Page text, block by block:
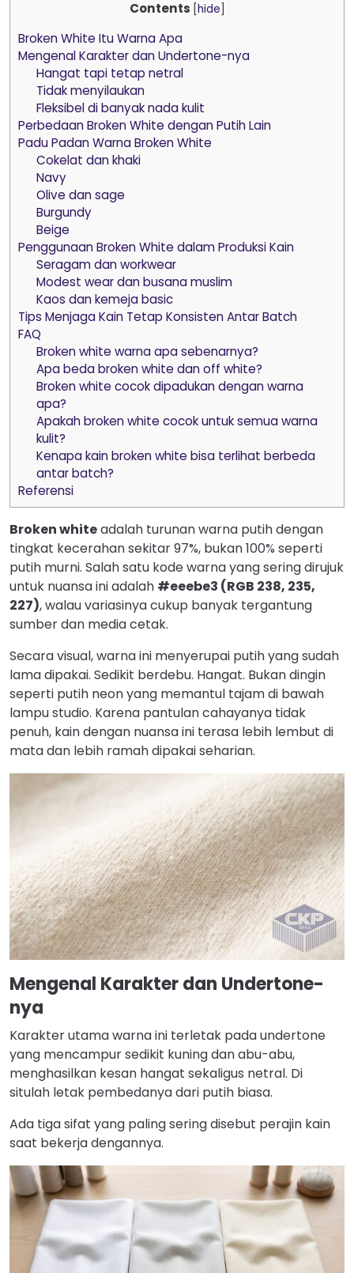
Contents hide
Broken White Itu Warna Apa
Mengenal Karakter dan Undertone-nya
Hangat tapi tetap netral
Tidak menyilaukan
Fleksibel di banyak nada kulit
Perbedaan Broken White dengan Putih Lain
Padu Padan Warna Broken White
Cokelat dan khaki
Navy
Olive dan sage
Burgundy
Beige
Penggunaan Broken White dalam Produksi Kain
Seragam dan workwear
Modest wear dan busana muslim
Kaos dan kemeja basic
Tips Menjaga Kain Tetap Konsisten Antar Batch
FAQ
Broken white warna apa sebenarnya?
Apa beda broken white dan off white?
Broken white cocok dipadukan dengan warna
apa?
Apakah broken white cocok untuk semua warna
kulit?
Kenapa kain broken white bisa terlihat berbeda
antar batch?
Referensi
Broken whiteadalah turunan warna putih dengan
tingkat kecerahan sekitar 97%, bukan 100% seperti
putih murni. Salah satu kode warna yang sering dirujuk
untuk nuansa ini adalah #eeebe3 (RGB 238, 235,
227), walau variasinya cukup banyak tergantung
sumber dan media cetak.
Secara visual, warna ini menyerupai putih yang sudah
lama dipakai. Sedikit berdebu. Hangat. Bukan dingin
seperti putih neon yang memantul tajam di bawah
lampu studio. Karena pantulan cahayanya tidak
penuh, kain dengan nuansa ini terasa lebih lembut di
mata dan lebih ramah dipakai seharian.
Mengenal Karakter dan Undertone-
nya
Karakter utama warna ini terletak pada undertone
yang mencampur sedikit kuning dan abu-abu,
menghasilkan kesan hangat sekaligus netral. Di
situlah letak pembedanya dari putih biasa.
Ada tiga sifat yang paling sering disebut perajin kain
saat bekerja dengannya.